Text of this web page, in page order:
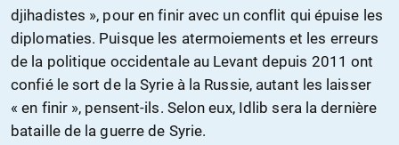
djihadistes », pour en finir avec un conflit qui épuise les
diplomaties. Puisque les atermoiements et les erreurs
de la politique occidentale au Levant depuis 2011 ont
confié le sort de la Syrie à la Russie, autant les laisser
« en finir », pensent-ils. Selon eux, Idlib sera la dernière
bataille de la guerre de Syrie.